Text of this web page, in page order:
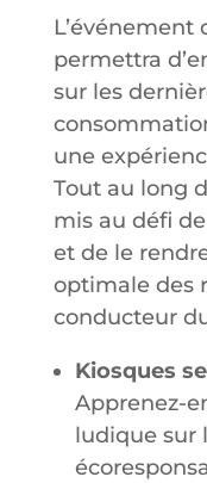
L’événement
permettra
sur les
une
Tout au long
mis au défi
et de le
optimale des
conducteur
Kiosques
Apprenez-
ludique sur